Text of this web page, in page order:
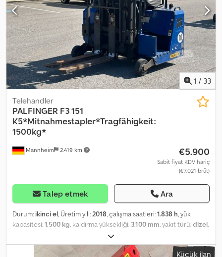
BGB). Herhangi bir garanti veya kefalet verilmez. Sonradan
yapılacak talepler kabul edilmez. Satın almadan önce aracın
incelenmesi ve test sürüşü yapılması kesinlikle tavsiye edilir. Özel
ekipman/aksesuarların işlevselliği için herhangi bir garanti
verilmez. Fotoğraflardaki logolar/reklam yazıları düzenlenmiş
olabilir. Hatalar, giriş hataları ve ara satışlar için lütfen Almanca,
İngilizce, Yunanca, Rusça, Hırvatça, İtalyanca, İspanyolca, Fransızca,
Türkçe, Romen ve Arapça dillerinde hizmet verilmektedir.
Dsdpfxszp S Iio Am Hjck
1 / 33
Mannheim 2.419 km
Telehandler
PALFINGER F3 151
K5*Mitnahmestapler*Tragfähigkeit:
1500kg*
€5.900
Sabit fiyat KDV hariç
(€7.021 brüt)
Talep etmek Ara
Durum: ikinci el, Üretim yılı:2018, çalışma saatleri:1.838 h, yük
kapasitesi:1.500 kg, kaldırma yüksekliği: 3.100 mm, yakıt türü:dizel,
, * Araç numarası: P19456 M + WhatsApp: Yapay
zeka destekli, talebinizin ilgili kişiye kendi dilinizde iletilmesi) *
Küçük ilan